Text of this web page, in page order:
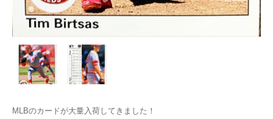
MLBのカードが大量入荷してきました！